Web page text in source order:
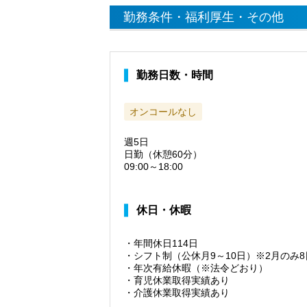
勤務条件・福利厚生・その他
勤務日数・時間
オンコールなし
週5日
日勤（休憩60分）
09:00～18:00
休日・休暇
・年間休日114日
・シフト制（公休月9～10日）※2月のみ8
・年次有給休暇（※法令どおり）
・育児休業取得実績あり
・介護休業取得実績あり